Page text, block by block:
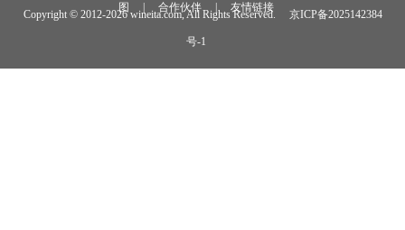
图 合作伙伴 友情链接
Copyright © 2012-2026 wineita.com, All Rights Reserved. 京ICP备2025142384
号-1